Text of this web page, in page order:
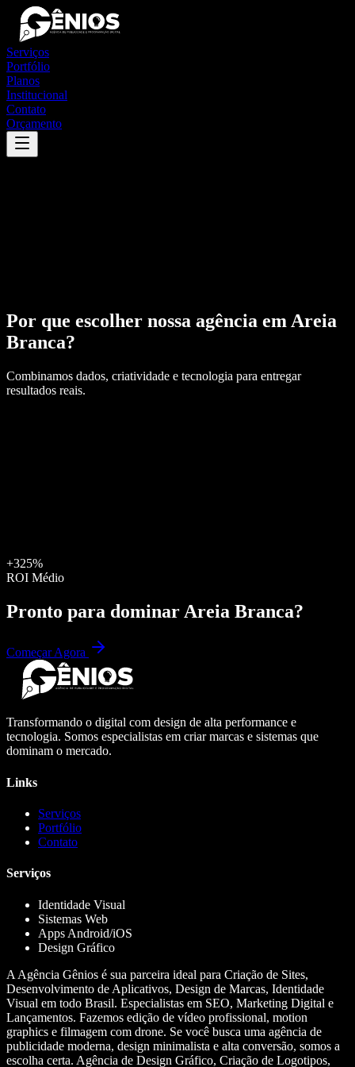
Serviços
Portfólio
Planos
Institucional
Contato
Orçamento
Por que escolher nossa agência em Areia
Branca?
Combinamos dados, criatividade e tecnologia para entregar
resultados reais.
+325%
ROI Médio
Pronto para dominar Areia Branca?
Começar Agora
Transformando o digital com design de alta performance e
tecnologia. Somos especialistas em criar marcas e sistemas que
dominam o mercado.
Links
Serviços
Portfólio
Contato
Serviços
Identidade Visual
Sistemas Web
Apps Android/iOS
Design Gráfico
A Agência Gênios é sua parceira ideal para Criação de Sites,
Desenvolvimento de Aplicativos, Design de Marcas, Identidade
Visual em todo Brasil. Especialistas em SEO, Marketing Digital e
Lançamentos. Fazemos edição de vídeo profissional, motion
graphics e filmagem com drone. Se você busca uma agência de
publicidade moderna, design minimalista e alta conversão, somos a
escolha certa. Agência de Design Gráfico, Criação de Logotipos,